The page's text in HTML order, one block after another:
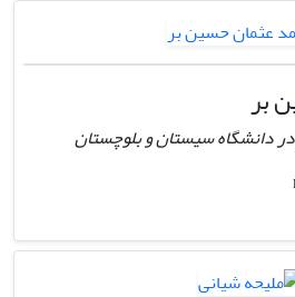
بر
دانشگاه سیستان و بلوچستان